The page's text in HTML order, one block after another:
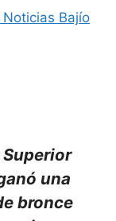
Bajío
una
bronce